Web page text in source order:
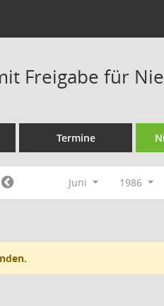
Freigabe für
Termine
Juni 1986